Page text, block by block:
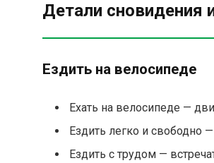
Детали сновидения
Ездить на велосипеде
Ехать на велосипеде —
Ездить легко и свободно
Ездить с трудом —